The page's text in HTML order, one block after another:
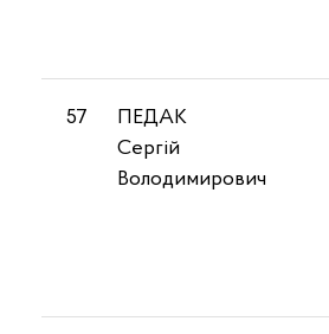
57
ПЕДАК
Сергій
Володимирович